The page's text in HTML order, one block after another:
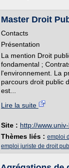
Master Droit
Contacts
Présentation
La mention Droit
fondamental ;
l'environnement. La
parcours droit public
est...
Lire la suite
Site : http://
Thèmes liés : emploi
emploi juriste de droit